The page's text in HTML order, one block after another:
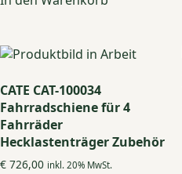
CATE CAT-100034
Fahrradschiene für 4
Fahrräder
Hecklastenträger Zubehör
€ 726,00 inkl. 20% MwSt.